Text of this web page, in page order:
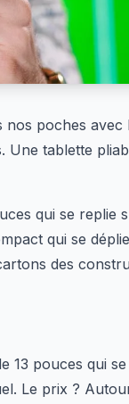
nos poches avec
Une tablette
qui se replie
qui se
des
13 pouces qui
Le prix ?